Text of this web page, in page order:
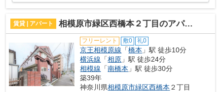
賃貸 | アパート 相模原市緑区西橋本２丁目のアパート
フリーレント 敷0 礼0
京王相模原線 「橋本 」駅 徒歩10分
横浜線 「相原 」駅 徒歩24分
相模線 「南橋本 」駅 徒歩30分
築39年
神奈川県相模原市緑区西橋本 ２丁目